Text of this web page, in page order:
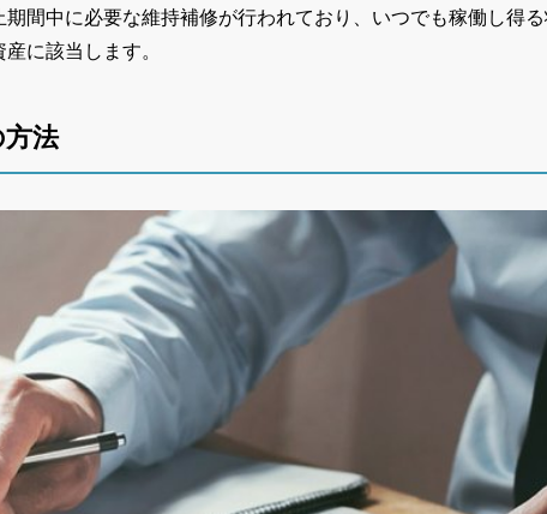
間中に必要な維持補修が行われており、いつでも稼働し得る
に該当します。
法